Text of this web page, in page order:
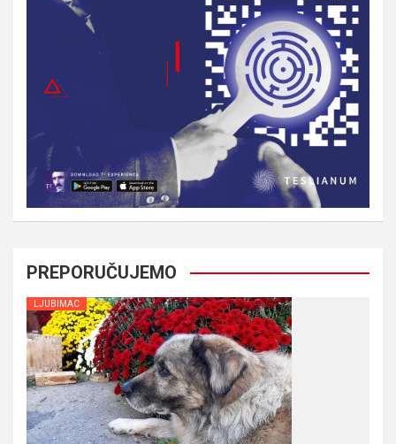
PREPORUČUJEMO
LJUBIMAC